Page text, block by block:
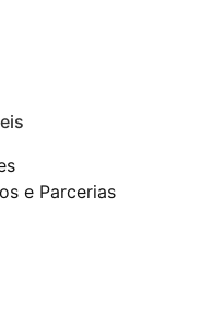
e Parcerias